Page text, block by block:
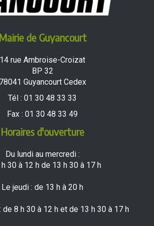
Mairie de Guyancourt
14 rue Ambroise-Croizat
BP 32
78041 Guyancourt Cedex
Tél : 01 30 48 33 33
Fax : 01 30 48 33 49
Horaires d'ouverture
Du lundi au mercredi :
30 à 12 h de 13 h 30 à 17 h
Le jeudi : de 13 h à 20 h
de 8 h 30 à 12 h et de 13 h 30 à 17 h